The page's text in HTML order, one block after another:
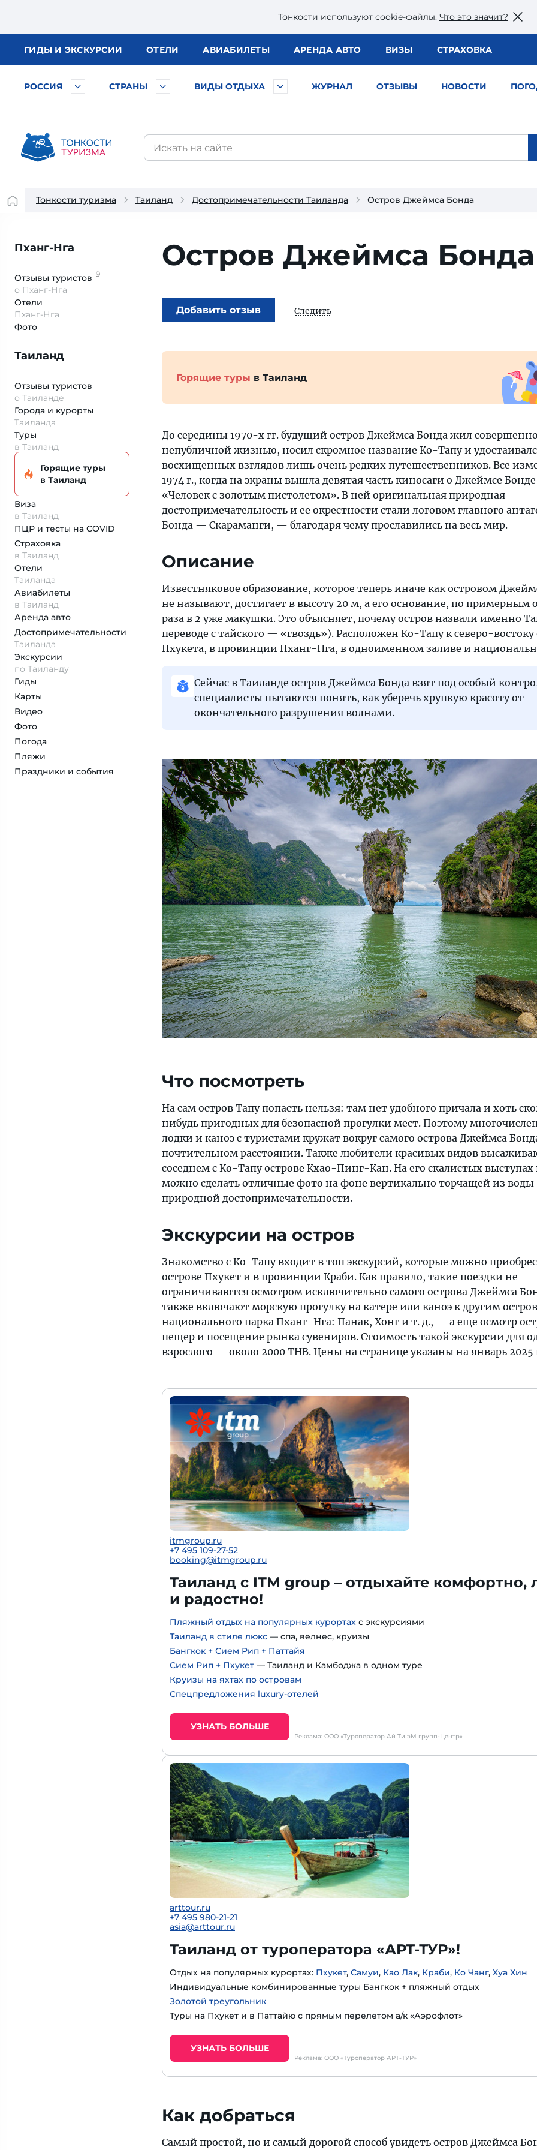
Тонкости используют сookie-файлы. Что это значит?
ГИДЫ И ЭКСКУРСИИ ОТЕЛИ АВИАБИЛЕТЫ АРЕНДА АВТО ВИЗЫ СТРАХОВКА
РОССИЯ СТРАНЫ ВИДЫ ОТДЫХА ЖУРНАЛ ОТЗЫВЫ НОВОСТИ
Тонкости туризма Таиланд Достопримечательности Таиланда Остров Джеймса Бонда
Пханг-Нга
Отзывы туристов 9
о Пханг-Нга
Отели
Пханг-Нга
Фото
Таиланд
Отзывы туристов
о Таиланде
Города и курорты
Таиланда
Туры
в Таиланд
Горящие туры
в Таиланд
Виза
в Таиланд
ПЦР и тесты на COVID
Страховка
в Таиланд
Отели
Таиланда
Авиабилеты
в Таиланд
Аренда авто
Достопримеча­тельности
Таиланда
Экскурсии
по Таиланду
Гиды
Карты
Видео
Фото
Погода
Пляжи
Праздники и события
Остров Джеймса Бонда
Добавить отзыв Следить
Горящие туры в Таиланд
До середины 1970-х гг. будущий остров Джеймса Бонда жил совершенно
непубличной жизнью, носил скромное название Ко-Тапу и
восхищенных взглядов лишь очень редких путешественников. Все
1974 г., когда на экраны вышла девятая часть киносаги о Джеймсе
«Человек с золотым пистолетом». В ней оригинальная природная
достопримечательность и ее окрестности стали логовом главного
Бонда — Скараманги, — благодаря чему прославились на весь мир.
Описание
Известняковое образование, которое теперь иначе как островом
не называют, достигает в высоту 20 м, а его основание, по примерным
раза в 2 уже макушки. Это объясняет, почему остров назвали именно
переводе с тайского — «гвоздь»). Расположен Ко-Тапу к северо-востоку
Пхукета, в провинции Пханг-Нга, в одноименном заливе и
Сейчас в Таиланде остров Джеймса Бонда взят под особый
специалисты пытаются понять, как уберечь хрупкую красоту от
окончательного разрушения волнами.
Что посмотреть
На сам остров Тапу попасть нельзя: там нет удобного причала и хоть
нибудь пригодных для безопасной прогулки мест. Поэтому
лодки и каноэ с туристами кружат вокруг самого острова Джеймса
почтительном расстоянии. Также любители красивых видов
соседнем с Ко-Тапу острове Кхао-Пинг-Кан. На его скалистых
можно сделать отличные фото на фоне вертикально торчащей из воды
природной достопримечательности.
Экскурсии на остров
Знакомство с Ко-Тапу входит в топ экскурсий, которые можно
острове Пхукет и в провинции Краби. Как правило, такие поездки не
ограничиваются осмотром исключительно самого острова Джеймса
также включают морскую прогулку на катере или каноэ к другим
национального парка Пханг-Нга: Панак, Хонг и т. д., — а еще осмотр
пещер и посещение рынка сувениров. Стоимость такой экскурсии для
взрослого — около 2000 THB. Цены на странице указаны на январь 2025
itmgroup.ru
+7 495 109-27-52
booking@itmgroup.ru
Таиланд с ITM group – отдыхайте комфортно,
и радостно!
Пляжный отдых на популярных курортах с экскурсиями
Таиланд в стиле люкс — спа, велнес, круизы
Бангкок + Сием Рип + Паттайя
Сием Рип + Пхукет — Таиланд и Камбоджа в одном туре
Круизы на яхтах по островам
Спецпредложения luxury-отелей
УЗНАТЬ БОЛЬШЕ
Реклама: ООО «Туроператор Ай Ти эМ групп-Центр»
arttour.ru
+7 495 980-21-21
asia@arttour.ru
Таиланд от туроператора «АРТ-ТУР»!
Отдых на популярных курортах: Пхукет, Самуи, Као Лак, Краби, Ко Чанг, Хуа Хин
Индивидуальные комбинированные туры Бангкок + пляжный отдых
Золотой треугольник
Туры на Пхукет и в Паттайю с прямым перелетом а/к «Аэрофлот»
УЗНАТЬ БОЛЬШЕ
Реклама: ООО «Туроператор АРТ-ТУР»
Как добраться
Самый простой, но и самый дорогой способ увидеть остров Джеймса